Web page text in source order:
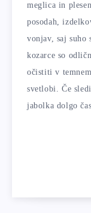
meglica in
posodah,
vonjav, saj suho
kozarce so
očistiti v
svetlobi. Če
jabolka dolgo